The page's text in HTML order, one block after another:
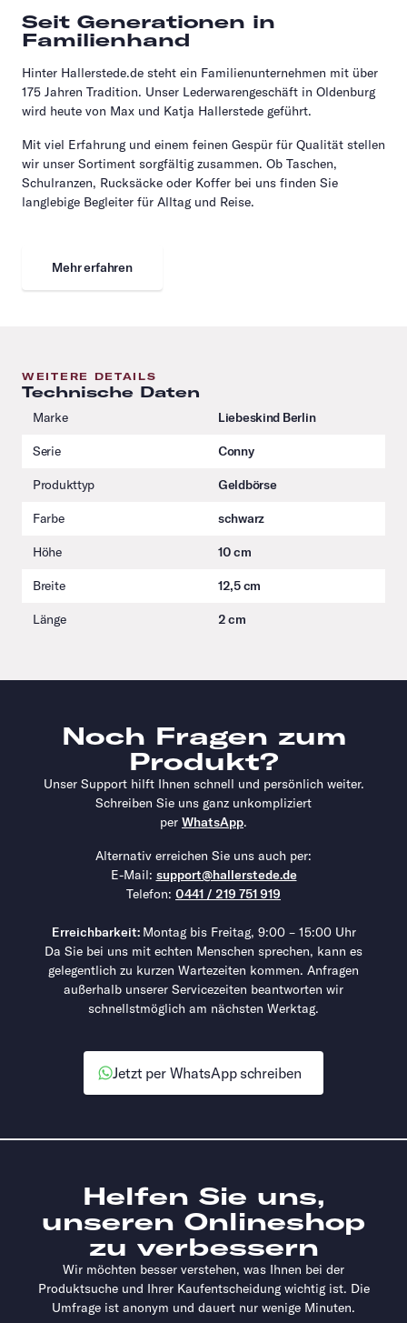
Seit Generationen in
Familienhand
Hinter Hallerstede.de steht ein Familienunternehmen mit über
175 Jahren Tradition. Unser Lederwarengeschäft in Oldenburg
wird heute von Max und Katja Hallerstede geführt.
Mit viel Erfahrung und einem feinen Gespür für Qualität stellen
wir unser Sortiment sorgfältig zusammen. Ob Taschen,
Schulranzen, Rucksäcke oder Koffer bei uns finden Sie
langlebige Begleiter für Alltag und Reise.
Mehr erfahren
WEITERE DETAILS
Technische Daten
Marke Liebeskind Berlin
Serie Conny
Produkttyp Geldbörse
Farbe schwarz
Höhe 10 cm
Breite 12,5 cm
Länge 2 cm
Noch Fragen zum
Produkt?
Unser Support hilft Ihnen schnell und persönlich weiter.
Schreiben Sie uns ganz unkompliziert
per WhatsApp.
Alternativ erreichen Sie uns auch per:
E-Mail: support@hallerstede.de
Telefon: 0441 / 219 751 919
Erreichbarkeit: Montag bis Freitag, 9:00 – 15:00 Uhr
Da Sie bei uns mit echten Menschen sprechen, kann es
gelegentlich zu kurzen Wartezeiten kommen. Anfragen
außerhalb unserer Servicezeiten beantworten wir
schnellstmöglich am nächsten Werktag.
Jetzt per WhatsApp schreiben
Helfen Sie uns,
unseren Onlineshop
zu verbessern
Wir möchten besser verstehen, was Ihnen bei der
Produktsuche und Ihrer Kaufentscheidung wichtig ist. Die
Umfrage ist anonym und dauert nur wenige Minuten.